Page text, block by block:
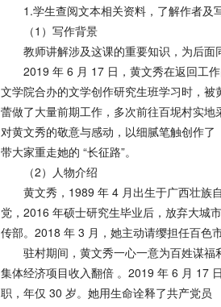
1.学生查阅文本相关资料，了解作者及写
（1）写作背景
教师讲解涉及这课的重要知识，为后面
2019 年 6 月 17 日，黄文秀在返回工作
文学院合办的文学创作研究生班学习时，
蕾做了大量前期工作，多次前往百坭村实
对黄文秀的敬意与感动，以细腻笔触创作了
带大家重走她的 “长征路”。
（2）人物介绍
黄文秀，1989 年 4 月出生于广西壮族
党，2016 年硕士研究生毕业后，放弃大城
传部。2018 年 3 月，她主动请缨担任百色
驻村期间，黄文秀一心一意为百姓谋福
集体经济项目收入翻倍 。2019 年 6 月 17
职，年仅 30 岁。她用生命诠释了共产党员